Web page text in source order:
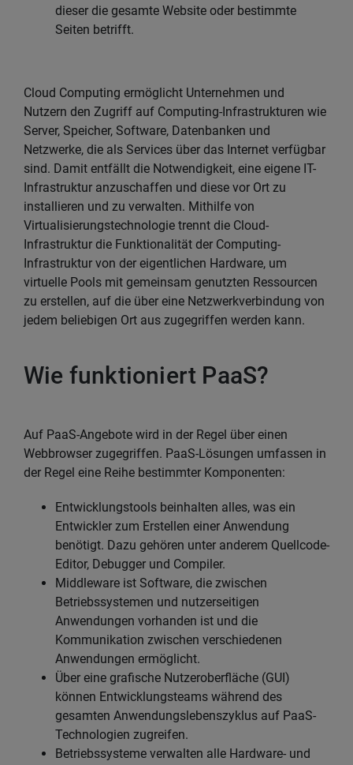
dieser die gesamte Website oder bestimmte
Seiten betrifft.
Cloud Computing ermöglicht Unternehmen und
Nutzern den Zugriff auf Computing-Infrastrukturen wie
Server, Speicher, Software, Datenbanken und
Netzwerke, die als Services über das Internet verfügbar
sind. Damit entfällt die Notwendigkeit, eine eigene IT-
Infrastruktur anzuschaffen und diese vor Ort zu
installieren und zu verwalten. Mithilfe von
Virtualisierungstechnologie trennt die Cloud-
Infrastruktur die Funktionalität der Computing-
Infrastruktur von der eigentlichen Hardware, um
virtuelle Pools mit gemeinsam genutzten Ressourcen
zu erstellen, auf die über eine Netzwerkverbindung von
jedem beliebigen Ort aus zugegriffen werden kann.
Wie funktioniert PaaS?
Auf PaaS-Angebote wird in der Regel über einen
Webbrowser zugegriffen. PaaS-Lösungen umfassen in
der Regel eine Reihe bestimmter Komponenten:
Entwicklungstools beinhalten alles, was ein
Entwickler zum Erstellen einer Anwendung
benötigt. Dazu gehören unter anderem Quellcode-
Editor, Debugger und Compiler.
Middleware ist Software, die zwischen
Betriebssystemen und nutzerseitigen
Anwendungen vorhanden ist und die
Kommunikation zwischen verschiedenen
Anwendungen ermöglicht.
Über eine grafische Nutzeroberfläche (GUI)
können Entwicklungsteams während des
gesamten Anwendungslebenszyklus auf PaaS-
Technologien zugreifen.
Betriebssysteme verwalten alle Hardware- und